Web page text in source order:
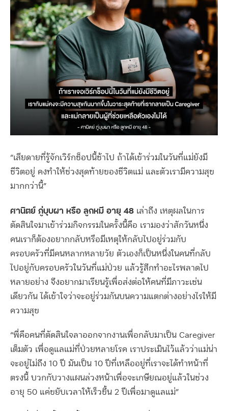
“เสียดายที่รู้จักเวิร์กช็อปนี้ช้าไป ถ้าได้เข้าร่วมในวันที่แม่ยังมี
ชีวิตอยู่ คงทำให้ช่วงสุดท้ายของชีวิตแม่ และตัวเรามีความสุข
มากกว่านี้”
ศานิตย์ ภู่บุบผา หรือ ลูกหมี อายุ 48 เล่าถึง เหตุผลในการ
ตัดสินใจมาเข้าร่วมกิจกรรมในครั้งนี้คือ เรามองว่าสักวันหนึ่ง
คนเราก็ต้องอยากกลับหรือมีเหตุให้กลับไปอยู่ร่วมกับ
ครอบครัวที่มีคนหลากหลายวัย ตัวเองก็เป็นหนึ่งในคนที่กลับ
ไปอยู่กับครอบครัวในวันที่แม่ป่วย แล้วรู้สึกทำอะไรพลาดไป
หลายอย่าง จึงอยากมาเรียนรู้เพื่อส่งต่อให้คนที่มีภาวะเช่น
เดียวกัน ได้เข้าใจว่าจะอยู่ร่วมกันบนความแตกต่างอย่างไรให้มี
ความสุข
“พี่คือคนที่ตัดสินใจลาออกจากงานเพื่อกลับมาเป็น Caregiver
เต็มตัว เพื่อดูแลแม่ที่ป่วยหลายโรค เราประเมินไว้แล้วว่าแม่น่า
จะอยู่ไม่ถึง 10 ปี มันเป็น 10 ปีที่เหลืออยู่ที่เราจะได้ทำหน้าที่
ตรงนี้ บวกกับวางแผนล่วงหน้าเพื่อจะเกษียณอยู่แล้วในช่วง
อายุ 50 แค่ขยับเวลาให้เร็วขึ้น 2 ปีเพื่อมาดูแลแม่”